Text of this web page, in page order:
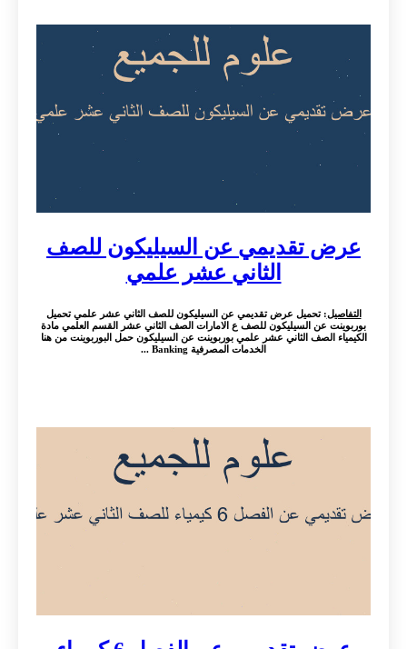
عرض تقديمي عن السيليكون للصف
الثاني عشر علمي
التفاصيل: تحميل عرض تقديمي عن السيليكون للصف الثاني عشر علمي تحميل
بوربوينت عن السيليكون للصف ع الامارات الصف الثاني عشر القسم العلمي مادة
الكيمياء الصف الثاني عشر علمي بوربوينت عن السيليكون حمل البوربوينت من هنا
الخدمات المصرفية Banking ...